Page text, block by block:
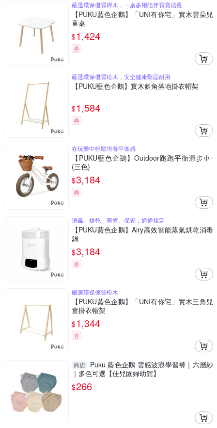
嚴選環保優質櫸木，一桌多用陪伴寶寶成長
【PUKU藍色企鵝】「UNI有你宅」實木雲朵兒
童桌
$1,424
券
嚴選環保優質松木，安全健康堅固耐用
【PUKU藍色企鵝】實木斜角落地掛衣帽架
$1,584
券
在玩樂中輕鬆培養平衡感
【PUKU藍色企鵝】Outdoor跑跑平衡滑步車-
(三色)
$3,184
券
消毒、烘乾、蒸煮、保管，通通搞定
【PUKU藍色企鵝】Airy高效智能蒸氣烘乾消毒
鍋
$3,184
券
嚴選環保優質松木
【PUKU藍色企鵝】「UNI有你宅」實木三角兒
童掛衣帽架
$1,344
券
商店
Puku 藍色企鵝 雲感波浪學習褲｜六層紗
｜多色可選【佳兒園婦幼館】
$266